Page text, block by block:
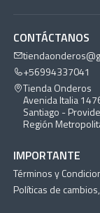
CONTÁCTANOS
+56994337041
Tienda Onderos
Avenida Italia
Santiago -
Región
IMPORTANTE
Términos y
Políticas de